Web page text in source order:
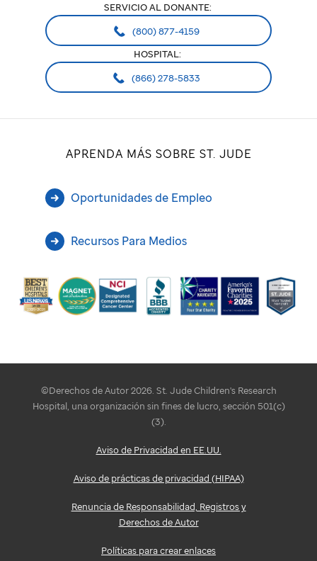
SERVICIO AL DONANTE:
(800) 877-4159
HOSPITAL:
(866) 278-5833
APRENDA MÁS SOBRE ST. JUDE
Oportunidades de Empleo
Recursos Para Medios
©Derechos de Autor 2026. St. Jude Children's Research
Hospital, una organización sin fines de lucro, sección 501(c)
(3).
Aviso de Privacidad en EE.UU.
Aviso de prácticas de privacidad (HIPAA)
Renuncia de Responsabilidad, Registros y
Derechos de Autor
Políticas para crear enlaces